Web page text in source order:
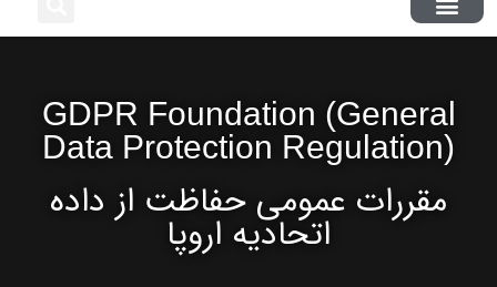
GDPR Foundation (General
Data Protection Regulation)
مقررات عمومی حفاظت از داده
اتحادیه اروپا